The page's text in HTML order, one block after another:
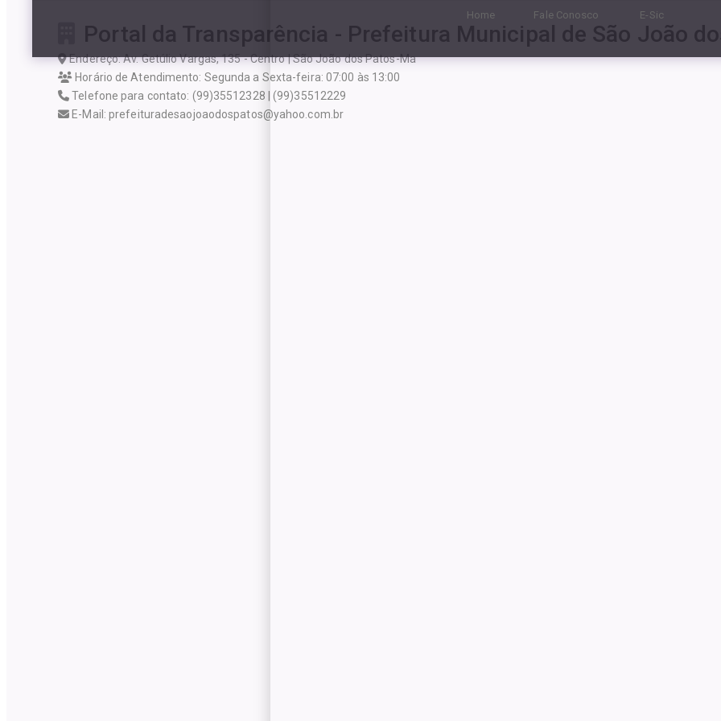
Portal da Transparência - Prefeitura Municipal de São João
Endereço: Av. Getúlio Vargas, 135 - Centro | São João dos Patos-Ma
Horário de Atendimento: Segunda a Sexta-feira: 07:00 às 13:00
Telefone para contato: (99)35512328 | (99)35512229
E-Mail: prefeituradesaojoaodospatos@yahoo.com.br
Home Fale Conosco E-Sic